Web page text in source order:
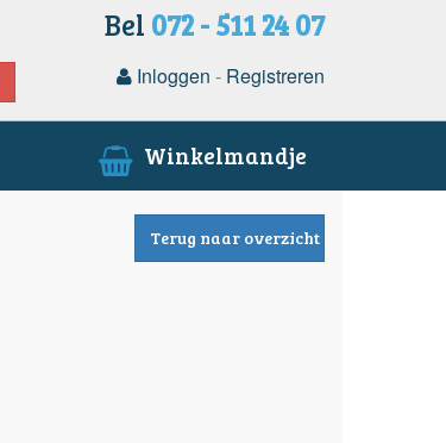
Bel 072 - 511 24 07
Inloggen - Registreren
Winkelmandje
Terug naar overzicht